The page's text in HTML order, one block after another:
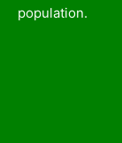
population.